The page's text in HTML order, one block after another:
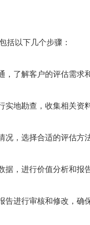
括以下几个步骤：
了解客户的评估需求
地勘查，收集相关资
，选择合适的评估方
，进行价值分析和报
进行审核和修改，确